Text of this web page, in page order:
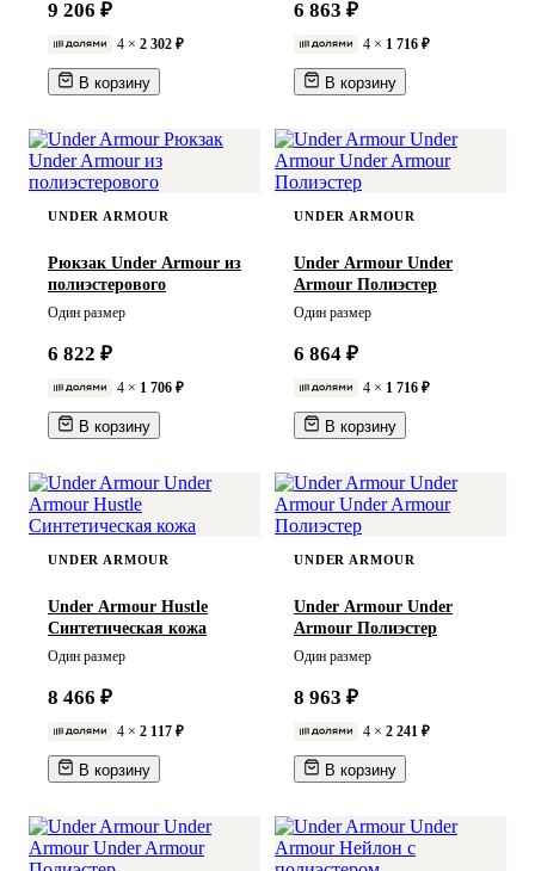
9 206 ₽
4 × 2 302 ₽
В корзину
6 863 ₽
4 × 1 716 ₽
В корзину
UNDER ARMOUR
Рюкзак Under Armour из
полиэстерового
Один размер
6 822 ₽
4 × 1 706 ₽
В корзину
UNDER ARMOUR
Under Armour Under
Armour Полиэстер
Один размер
6 864 ₽
4 × 1 716 ₽
В корзину
UNDER ARMOUR
Under Armour Hustle
Синтетическая кожа
Один размер
8 466 ₽
4 × 2 117 ₽
В корзину
UNDER ARMOUR
Under Armour Under
Armour Полиэстер
Один размер
8 963 ₽
4 × 2 241 ₽
В корзину